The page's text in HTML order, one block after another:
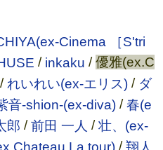
Cinema ［S'tri
/ inkaku /優雅(ex.C
/れいれい(ex-エリス)/ ダ
音-shion-(ex-diva)/春(e
郎 /前田 一人 /壮、(ex-
La tour)/翔人